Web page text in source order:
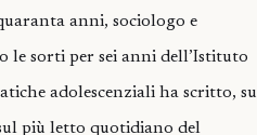
anni, sociologo e
le sorti per sei anni dell’Istituto
adolescenziali ha scritto, su
più letto quotidiano del